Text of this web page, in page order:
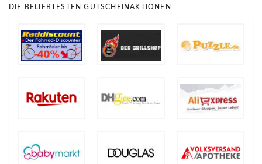
DIE BELIEBTESTEN GUTSCHEINAKTIONEN